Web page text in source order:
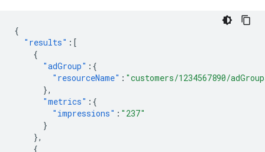
{
"results" :[
{
"adGroup" :{
"resourceName" : "customers/1234567890/
},
"metrics" :{
"impressions" : "237"
}
},
{